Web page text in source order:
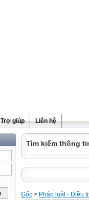
Trợ giúp Liên hệ
Tìm kiếm thông
Gốc > Pháp luật - Điều